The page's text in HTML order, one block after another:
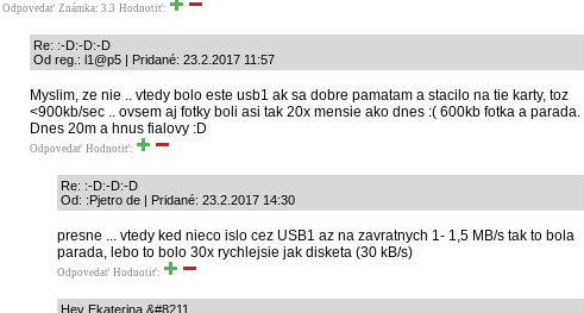
Odpovedať Známka: 3.3 Hodnotiť:
Re: :-D:-D:-D
Od reg.: l1@p5 | Pridané: 23.2.2017 11:57
Myslim, ze nie .. vtedy bolo este usb1 ak sa dobre pamatam a stacilo na tie karty, toz
<900kb/sec .. ovsem aj fotky boli asi tak 20x mensie ako dnes :( 600kb fotka a parada.
Dnes 20m a hnus fialovy :D
Odpovedať Hodnotiť:
Re: :-D:-D:-D
Od: :Pjetro de | Pridané: 23.2.2017 14:30
presne ... vtedy ked nieco islo cez USB1 az na zavratnych 1- 1,5 MB/s tak to bola
parada, lebo to bolo 30x rychlejsie jak disketa (30 kB/s)
Odpovedať Hodnotiť:
Hey Ekaterina &#8211